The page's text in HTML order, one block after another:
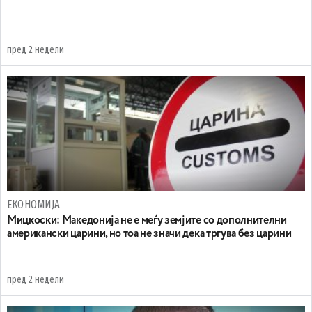
пред 2 недели
ЕКОНОМИЈА
Мицкоски: Македонија не е меѓу земјите со дополнителни
американски царини, но тоа не значи дека тргува без царини
пред 2 недели